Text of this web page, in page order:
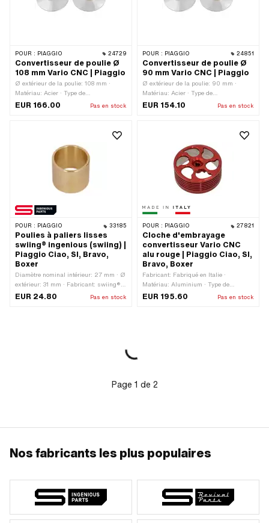
POUR : PIAGGIO 24729
Convertisseur de poulie Ø
108 mm Vario CNC | Piaggio
Ø extérieur de la poulie: 108 mm ·
Matériau: Acier · Type de
transmission: Vario · Surface: chromé
EUR 166.00 Pas en stock
POUR : PIAGGIO 24851
Convertisseur de poulie Ø
90 mm Vario CNC | Piaggio
Ø extérieur de la poulie: 90 mm ·
Matériau: Acier · Type de
transmission: Vario · Surface: chromé
EUR 154.10 Pas en stock
POUR : PIAGGIO 33185
Poulies à paliers lisses
swiing® ingenious (swiing) |
Piaggio Ciao, SI, Bravo,
Boxer
Diamètre nominal intérieur: 27 mm · Ø
extérieur: 31 mm · Fabricant: swiing®
pièces ingénieuses · Matériau: bronze
EUR 24.80 Pas en stock
POUR : PIAGGIO 27821
Cloche d'embrayage
convertisseur Vario CNC
alu rouge | Piaggio Ciao, SI,
Bravo, Boxer
Fabricant: Fabriqué en Italie ·
Matériau: Aluminium · Type de
transmission: Vario · Surface: anodisé
EUR 195.60 Pas en stock
Page 1 de 2
Nos fabricants les plus populaires